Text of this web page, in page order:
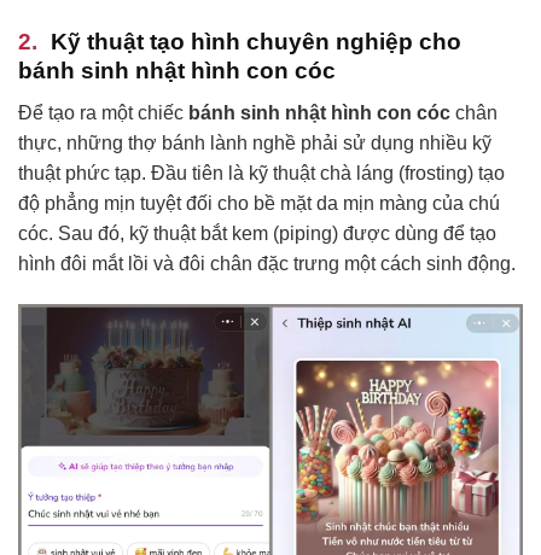
Kỹ thuật tạo hình chuyên nghiệp cho
bánh sinh nhật hình con cóc
Để tạo ra một chiếc bánh sinh nhật hình con cóc chân
thực, những thợ bánh lành nghề phải sử dụng nhiều kỹ
thuật phức tạp. Đầu tiên là kỹ thuật chà láng (frosting) tạo
độ phẳng mịn tuyệt đối cho bề mặt da mịn màng của chú
cóc. Sau đó, kỹ thuật bắt kem (piping) được dùng để tạo
hình đôi mắt lồi và đôi chân đặc trưng một cách sinh động.